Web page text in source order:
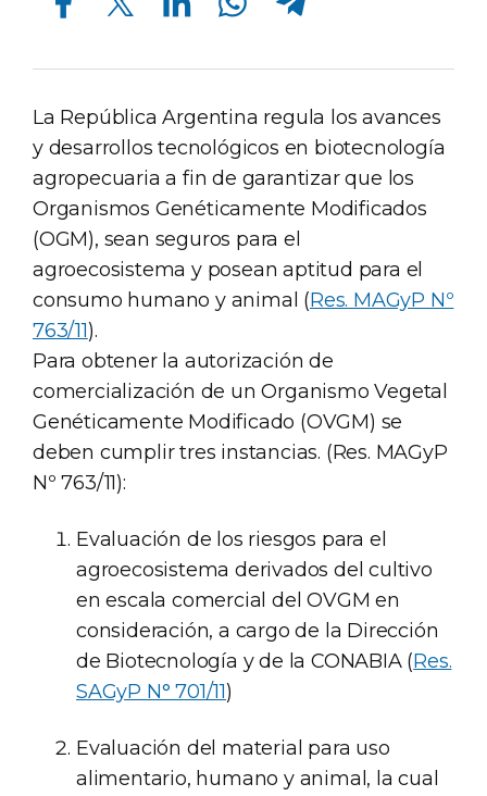
La República Argentina regula los avances
y desarrollos tecnológicos en biotecnología
agropecuaria a fin de garantizar que los
Organismos Genéticamente Modificados
(OGM), sean seguros para el
agroecosistema y posean aptitud para el
consumo humano y animal (Res. MAGyP Nº
763/11).
Para obtener la autorización de
comercialización de un Organismo Vegetal
Genéticamente Modificado (OVGM) se
deben cumplir tres instancias. (Res. MAGyP
Nº 763/11):
Evaluación de los riesgos para el
agroecosistema derivados del cultivo
en escala comercial del OVGM en
consideración, a cargo de la Dirección
de Biotecnología y de la CONABIA (Res.
SAGyP N° 701/11)
Evaluación del material para uso
alimentario, humano y animal, la cual